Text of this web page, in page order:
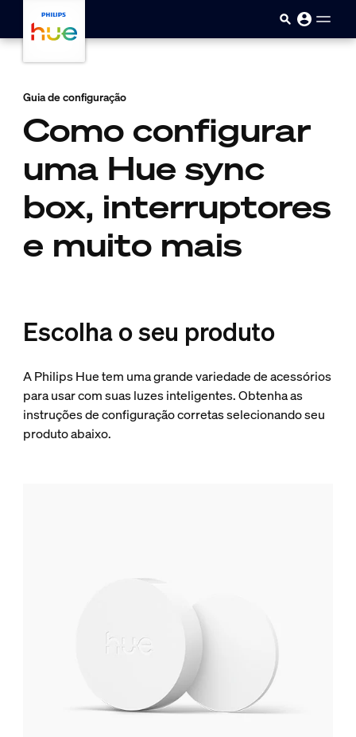
Pular para o conteúdo principal
Guia de configuração
Como configurar
uma Hue sync
box, interruptores
e muito mais
Escolha o seu produto
A Philips Hue tem uma grande variedade de acessórios
para usar com suas luzes inteligentes. Obtenha as
instruções de configuração corretas selecionando seu
produto abaixo.